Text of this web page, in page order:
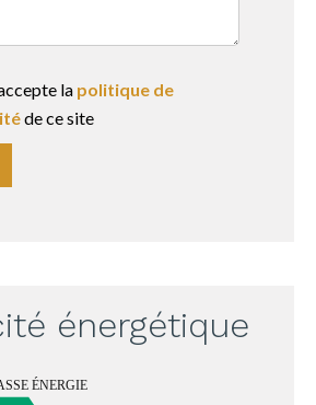
la politique de
de ce site
énergétique